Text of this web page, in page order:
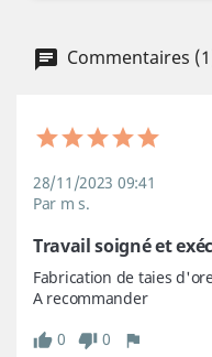
Commentaires
28/11/2023 09:41
Par m s.
Travail soigné et
Fabrication de taies
A recommander
0
0